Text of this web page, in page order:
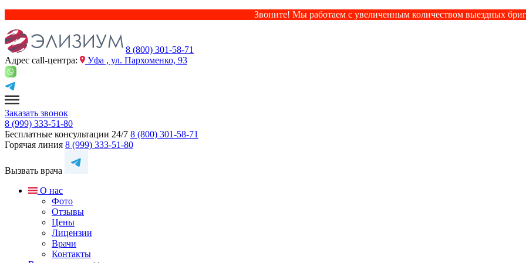
Звоните! Мы работаем с увеличенным количеством выездных
8 (800) 301-58-71
Адрес сall-центра:
Уфа , ул. Пархоменко, 93
Заказать звонок
8 (999) 333-51-80
Бесплатные консультации 24/7 8 (800) 301-58-71
Горячая линия 8 (999) 333-51-80
Вызвать врача
О нас
Фото
Отзывы
Цены
Лицензии
Врачи
Контакты